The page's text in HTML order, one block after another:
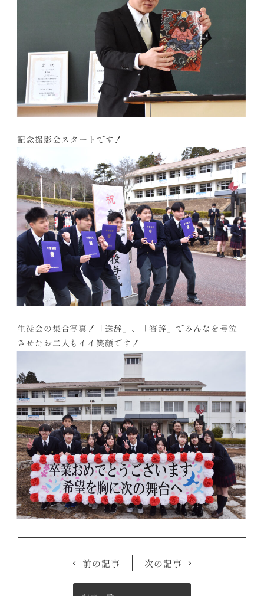
記念撮影会スタートです！
生徒会の集合写真！「送辞」、「答辞」でみんなを号泣
させたお二人もイイ笑顔です！
前の記事 次の記事